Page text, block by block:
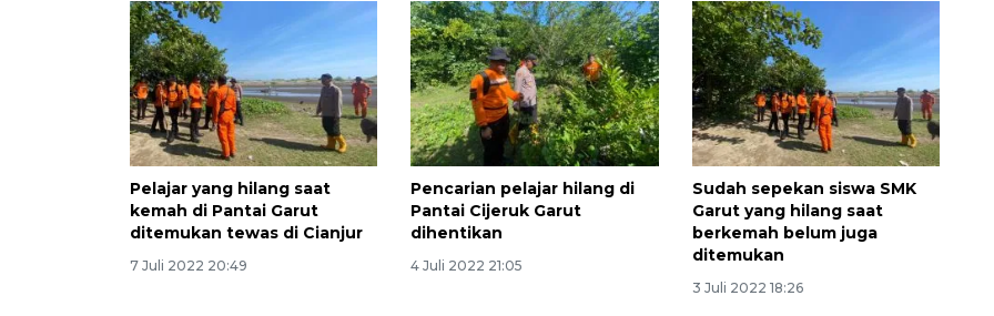
Pelajar yang hilang saat
kemah di Pantai Garut
ditemukan tewas di Cianjur
7 Juli 2022 20:49
Pencarian pelajar hilang di
Pantai Cijeruk Garut
dihentikan
4 Juli 2022 21:05
Sudah sepekan siswa SMK
Garut yang hilang saat
berkemah belum juga
ditemukan
3 Juli 2022 18:26
Ekspedisi Rupiah Berdaulat
2026 sambangi Papua